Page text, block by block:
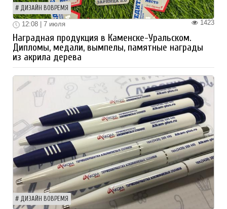
ДИЗАЙН ВОВРЕМЯ
1423
12:08 | 7 июля
Наградная продукция в Каменске-Уральском.
Дипломы, медали, вымпелы, памятные награды
из акрила дерева
ДИЗАЙН ВОВРЕМЯ